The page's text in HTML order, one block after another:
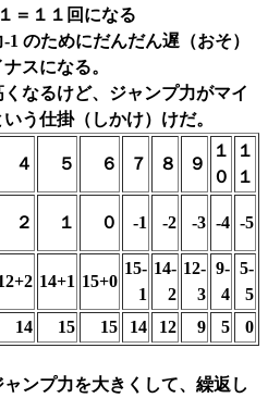
＝１１回になる
のためにだんだん遅（おそ）
スになる。
なるけど、ジャンプ力がマイ
う仕掛（しかけ）けだ。
４ ５ ６ ７ ８ ９
１
０
１
１
２ １ ０ -1 -2 -3 -4 -5
14+1 15+0
15-
1
14-
2
12-
3
9-
4
5-
5
14 15 15 14 12 9 5 0
ンプ力を大きくして、繰返し